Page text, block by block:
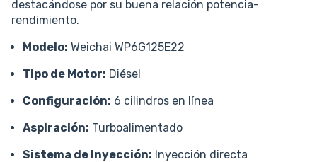
destacándose por su buena relación potencia-
rendimiento.
Modelo: Weichai WP6G125E22
Tipo de Motor: Diésel
Configuración: 6 cilindros en línea
Aspiración: Turboalimentado
Sistema de Inyección: Inyección directa